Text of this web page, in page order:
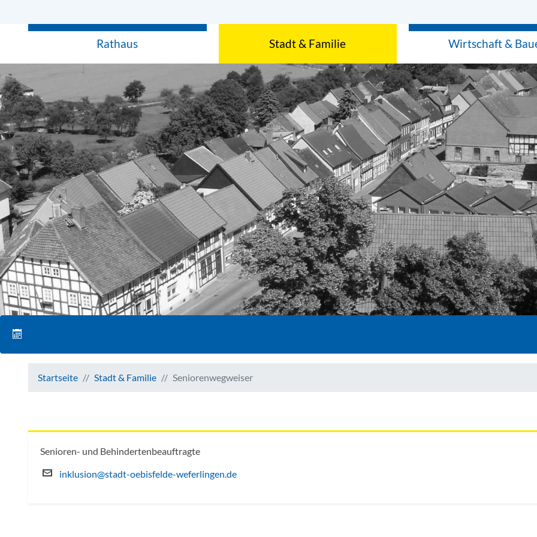
Rathaus Stadt & Familie Wirtschaft &
Startseite Stadt & Familie Seniorenwegweiser
Senioren- und Behindertenbeauftragte
inklusion@stadt-oebisfelde-weferlingen.de